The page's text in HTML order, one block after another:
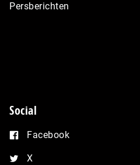
Persberichten
Social
Facebook
X